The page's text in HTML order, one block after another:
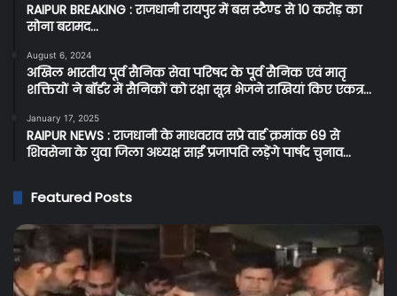
RAIPUR BREAKING : राजधानी रायपुर में बस स्टैण्ड से 10 करोड़ का
सोना बरामद…
August 6, 2024
अखिल भारतीय पूर्व सैनिक सेवा परिषद के पूर्व सैनिक एवं मातृ
शक्तियों ने बॉर्डर में सैनिकों को रक्षा सूत्र भेजने राखियां किए एकत्र…
January 17, 2025
RAIPUR NEWS : राजधानी के माधवराव सप्रे वार्ड क्रमांक 69 से
शिवसेना के युवा जिला अध्यक्ष साईं प्रजापति लड़ेंगे पार्षद चुनाव…
Featured Posts
Raipur
Breaking:
रायपुर
न्यायालय
के